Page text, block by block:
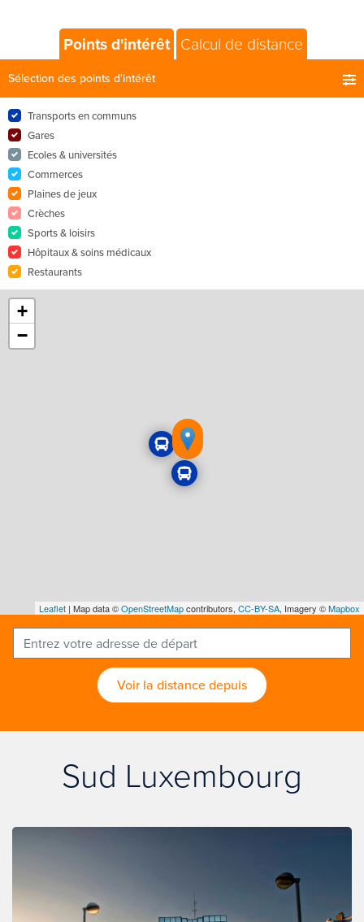
Points d'intérêt Calcul de distance
Sélection des points d'intérêt
Transports en communs
Gares
Ecoles & universités
Commerces
Plaines de jeux
Crèches
Sports & loisirs
Hôpitaux & soins médicaux
Restaurants
+
−
Leaflet | Map data ©OpenStreetMapcontributors, CC-BY-SA, Imagery ©Mapbox
Voir la distance depuis
Sud Luxembourg